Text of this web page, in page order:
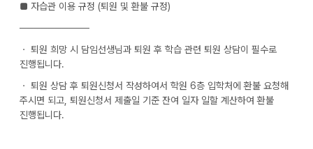
■ 자습관 이용 규정 (퇴원 및 환불 규정)
──────────
ㆍ 퇴원 희망 시 담임선생님과 퇴원 후 학습 관련 퇴원 상담이 필수로
진행됩니다.
ㆍ 퇴원 상담 후 퇴원신청서 작성하여서 학원 6층 입학처에 환불 요청해
주시면 되고, 퇴원신청서 제출일 기준 잔여 일자 일할 계산하여 환불
진행됩니다.